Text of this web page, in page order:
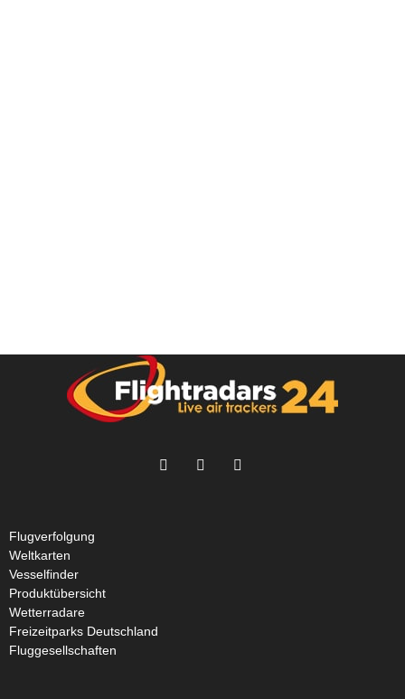
Flugverfolgung
Weltkarten
Vesselfinder
Produktübersicht
Wetterradare
Freizeitparks Deutschland
Fluggesellschaften